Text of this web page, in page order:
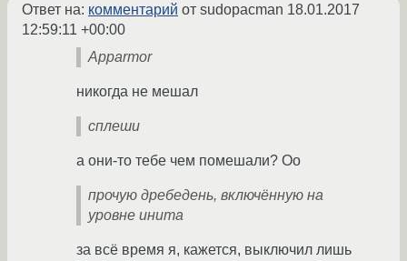
Ответ на: комментарий от sudopacman 18.01.2017
12:59:11 +00:00
Apparmor
никогда не мешал
сплеши
а они-то тебе чем помешали? Оо
прочую дребедень, включённую на
уровне инита
за всё время я, кажется, выключил лишь